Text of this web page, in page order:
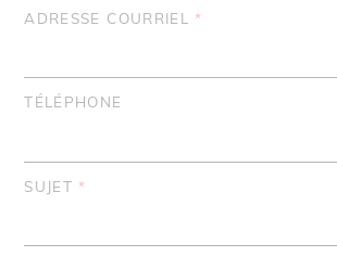
ADRESSE COURRIEL *
TÉLÉPHONE
SUJET *